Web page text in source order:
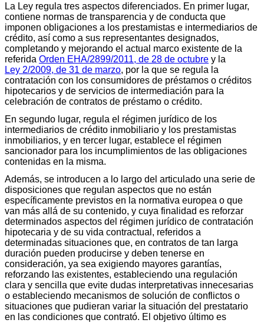
La Ley regula tres aspectos diferenciados. En primer lugar,
contiene normas de transparencia y de conducta que
imponen obligaciones a los prestamistas e intermediarios de
crédito, así como a sus representantes designados,
completando y mejorando el actual marco existente de la
referida Orden EHA/2899/2011, de 28 de octubre y la
Ley 2/2009, de 31 de marzo, por la que se regula la
contratación con los consumidores de préstamos o créditos
hipotecarios y de servicios de intermediación para la
celebración de contratos de préstamo o crédito.
En segundo lugar, regula el régimen jurídico de los
intermediarios de crédito inmobiliario y los prestamistas
inmobiliarios, y en tercer lugar, establece el régimen
sancionador para los incumplimientos de las obligaciones
contenidas en la misma.
Además, se introducen a lo largo del articulado una serie de
disposiciones que regulan aspectos que no están
específicamente previstos en la normativa europea o que
van más allá de su contenido, y cuya finalidad es reforzar
determinados aspectos del régimen jurídico de contratación
hipotecaria y de su vida contractual, referidos a
determinadas situaciones que, en contratos de tan larga
duración pueden producirse y deben tenerse en
consideración, ya sea exigiendo mayores garantías,
reforzando las existentes, estableciendo una regulación
clara y sencilla que evite dudas interpretativas innecesarias
o estableciendo mecanismos de solución de conflictos o
situaciones que pudieran variar la situación del prestatario
en las condiciones que contrató. El objetivo último es